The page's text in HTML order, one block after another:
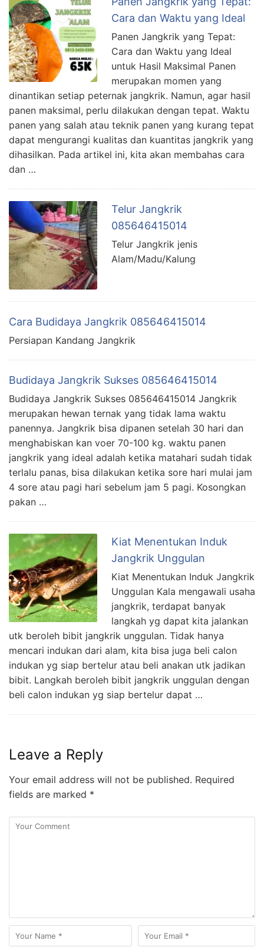
Cara dan Waktu yang Ideal
Panen Jangkrik yang Tepat:
Cara dan Waktu yang Ideal
untuk Hasil Maksimal Panen
merupakan momen yang
dinantikan setiap peternak jangkrik. Namun, agar hasil
panen maksimal, perlu dilakukan dengan tepat. Waktu
panen yang salah atau teknik panen yang kurang tepat
dapat mengurangi kualitas dan kuantitas jangkrik yang
dihasilkan. Pada artikel ini, kita akan membahas cara
dan …
Telur Jangkrik
085646415014
Telur Jangkrik jenis
Alam/Madu/Kalung
Cara Budidaya Jangkrik 085646415014
Persiapan Kandang Jangkrik
Budidaya Jangkrik Sukses 085646415014
Budidaya Jangkrik Sukses 085646415014 Jangkrik
merupakan hewan ternak yang tidak lama waktu
panennya. Jangkrik bisa dipanen setelah 30 hari dan
menghabiskan kan voer 70-100 kg. waktu panen
jangkrik yang ideal adalah ketika matahari sudah tidak
terlalu panas, bisa dilakukan ketika sore hari mulai jam
4 sore atau pagi hari sebelum jam 5 pagi. Kosongkan
pakan …
Kiat Menentukan Induk
Jangkrik Unggulan
Kiat Menentukan Induk Jangkrik
Unggulan Kala mengawali usaha
jangkrik, terdapat banyak
langkah yg dapat kita jalankan
utk beroleh bibit jangkrik unggulan. Tidak hanya
mencari indukan dari alam, kita bisa juga beli calon
indukan yg siap bertelur atau beli anakan utk jadikan
bibit. Langkah beroleh bibit jangkrik unggulan dengan
beli calon indukan yg siap bertelur dapat …
Leave a Reply
Your email address will not be published. Required
fields are marked *